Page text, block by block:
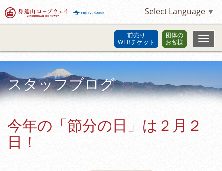
Select Language ▼
前売り
WEBチケット
団体の
お客様
スタッフブログ
今年の「節分の日」は２月２
日！